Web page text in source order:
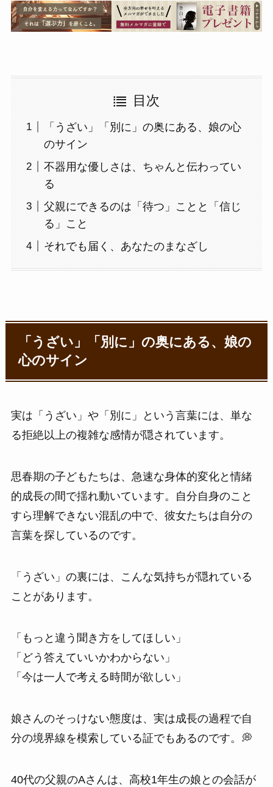
目次
「うざい」「別に」の奥にある、娘の心
のサイン
不器用な優しさは、ちゃんと伝わってい
る
父親にできるのは「待つ」ことと「信じ
る」こと
それでも届く、あなたのまなざし
「うざい」「別に」の奥にある、娘の
心のサイン
実は「うざい」や「別に」という言葉には、単な
る拒絶以上の複雑な感情が隠されています。
思春期の子どもたちは、急速な身体的変化と情緒
的成長の間で揺れ動いています。自分自身のこと
すら理解できない混乱の中で、彼女たちは自分の
言葉を探しているのです。
「うざい」の裏には、こんな気持ちが隠れている
ことがあります。
「もっと違う聞き方をしてほしい」
「どう答えていいかわからない」
「今は一人で考える時間が欲しい」
娘さんのそっけない態度は、実は成長の過程で自
分の境界線を模索している証でもあるのです。💭
40代の父親のAさんは、高校1年生の娘との会話が